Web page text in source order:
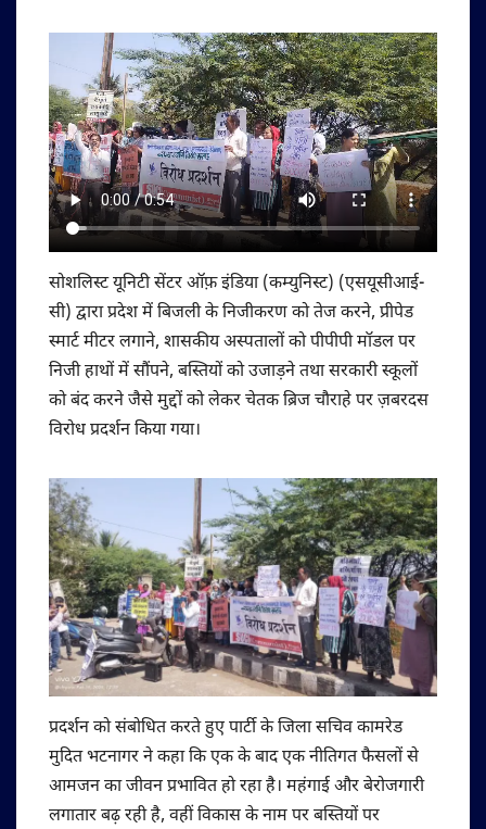
सोशलिस्ट यूनिटी सेंटर ऑफ़ इंडिया (कम्युनिस्ट) (एसयूसीआई-
सी) द्वारा प्रदेश में बिजली के निजीकरण को तेज करने, प्रीपेड
स्मार्ट मीटर लगाने, शासकीय अस्पतालों को पीपीपी मॉडल पर
निजी हाथों में सौंपने, बस्तियों को उजाड़ने तथा सरकारी स्कूलों
को बंद करने जैसे मुद्दों को लेकर चेतक ब्रिज चौराहे पर ज़बरदस
विरोध प्रदर्शन किया गया।
प्रदर्शन को संबोधित करते हुए पार्टी के जिला सचिव कामरेड
मुदित भटनागर ने कहा कि एक के बाद एक नीतिगत फैसलों से
आमजन का जीवन प्रभावित हो रहा है। महंगाई और बेरोजगारी
लगातार बढ़ रही है, वहीं विकास के नाम पर बस्तियों पर